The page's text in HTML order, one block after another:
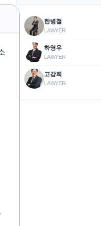
한병철
LAWYER
하영우
LAWYER
고강희
LAWYER